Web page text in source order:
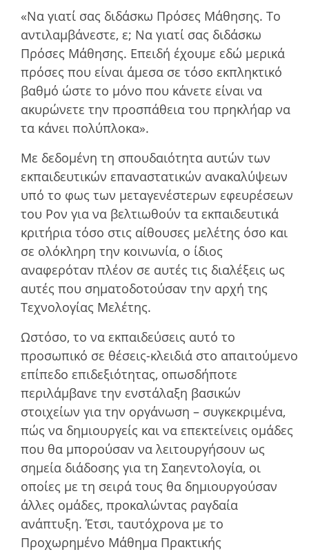
«Να γιατί σας διδάσκω Πρόσες Μάθησης. Το
αντιλαµβάνεστε, ε; Να γιατί σας διδάσκω
Πρόσες Μάθησης. Επειδή έχουµε εδώ µερικά
πρόσες που είναι άµεσα σε τόσο εκπληκτικό
βαθµό ώστε το μόνο που κάνετε είναι να
ακυρώνετε την προσπάθεια του πρηκλήαρ να
τα κάνει πολύπλοκα».
Με δεδοµένη τη σπουδαιότητα αυτών των
εκπαιδευτικών επαναστατικών ανακαλύψεων
υπό το φως των µεταγενέστερων εφευρέσεων
του Ρον για να βελτιωθούν τα εκπαιδευτικά
κριτήρια τόσο στις αίθουσες µελέτης όσο και
σε ολόκληρη την κοινωνία, ο ίδιος
αναφερόταν πλέον σε αυτές τις διαλέξεις ως
αυτές που σηµατοδοτούσαν την αρχή της
Τεχνολογίας Μελέτης.
Ωστόσο, το να εκπαιδεύσεις αυτό το
προσωπικό σε θέσεις-κλειδιά στο απαιτούµενο
επίπεδο επιδεξιότητας, οπωσδήποτε
περιλάµβανε την ενστάλαξη βασικών
στοιχείων για την οργάνωση – συγκεκριµένα,
πώς να δηµιουργείς και να επεκτείνεις οµάδες
που θα µπορούσαν να λειτουργήσουν ως
σηµεία διάδοσης για τη Σαηεντολογία, οι
οποίες µε τη σειρά τους θα δηµιουργούσαν
άλλες οµάδες, προκαλώντας ραγδαία
ανάπτυξη. Έτσι, ταυτόχρονα µε το
Προχωρηµένο Μάθηµα Πρακτικής